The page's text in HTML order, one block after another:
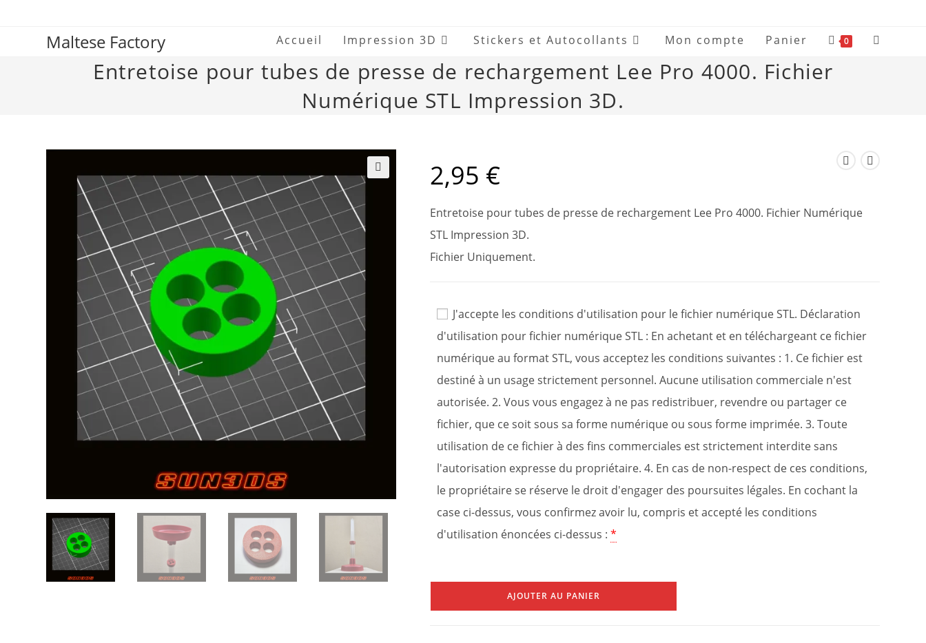
Maltese Factory Accueil Impression 3D Stickers et Autocollants Mon compte Panier 0
Entretoise pour tubes de presse de rechargement Lee Pro 4000. Fichier
Numérique STL Impression 3D.
2,95 €
Entretoise pour tubes de presse de rechargement Lee Pro 4000. Fichier Numérique
STL Impression 3D.
Fichier Uniquement.
J'accepte les conditions d'utilisation pour le fichier numérique STL. Déclaration
d'utilisation pour fichier numérique STL : En achetant et en téléchargeant ce fichier
numérique au format STL, vous acceptez les conditions suivantes : 1. Ce fichier est
destiné à un usage strictement personnel. Aucune utilisation commerciale n'est
autorisée. 2. Vous vous engagez à ne pas redistribuer, revendre ou partager ce
fichier, que ce soit sous sa forme numérique ou sous forme imprimée. 3. Toute
utilisation de ce fichier à des fins commerciales est strictement interdite sans
l'autorisation expresse du propriétaire. 4. En cas de non-respect de ces conditions,
le propriétaire se réserve le droit d'engager des poursuites légales. En cochant la
case ci-dessus, vous confirmez avoir lu, compris et accepté les conditions
d'utilisation énoncées ci-dessus : *
AJOUTER AU PANIER